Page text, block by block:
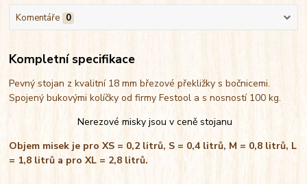
Komentáře 0
Kompletní specifikace
Pevný stojan z kvalitní 18 mm březové překližky s bočnicemi.
Spojený bukovými kolíčky od firmy Festool a s nosností 100 kg.
Nerezové misky jsou v ceně stojanu
Objem misek je pro XS = 0,2 litrů, S = 0,4 litrů, M = 0,8 litrů, L
= 1,8 litrů a pro XL = 2,8 litrů.